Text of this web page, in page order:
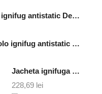
Tricou maneca lunga ignifug antistatic Defender - bleumarin
Tricou polo ignifug antistatic Santana - bleumarin
Jacheta ignifuga antistatica cruiser - bleumarin
228,69 lei